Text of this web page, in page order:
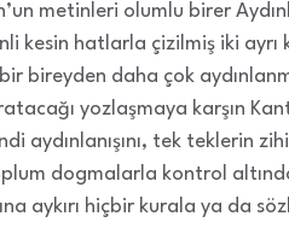
metinleri olumlu birer
kesin hatlarla çizilmiş iki ayrı
bireyden daha çok
yozlaşmaya karşın
aydınlanışını, tek teklerin
dogmalarla kontrol
aykırı hiçbir kurala ya da